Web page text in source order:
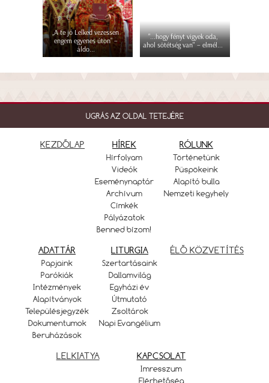
„A te jó Lelked vezessen
engem egyenes úton” –
áldo...
"...hogy fényt vigyek oda,
ahol sötétség van" – elmél...
UGRÁS AZ OLDAL TETEJÉRE
KEZDŐLAP HÍREK
Hírfolyam
Videók
Eseménynaptár
Archívum
Címkék
Pályázatok
Benned bízom!
RÓLUNK
Történetünk
Püspökeink
Alapító bulla
Nemzeti kegyhely
ADATTÁR
Papjaink
Parókiák
Intézmények
Alapítványok
Településjegyzék
Dokumentumok
Beruházások
LITURGIA
Szertartásaink
Dallamvilág
Egyházi év
Útmutató
Zsoltárok
Napi Evangélium
ÉLŐ KÖZVETÍTÉS
LELKIATYA KAPCSOLAT
Imresszum
Elérhetőség